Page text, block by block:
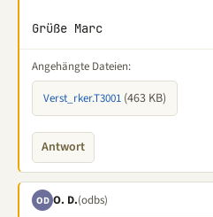
Grüße Marc
Angehängte Dateien:
Verst_rker.T3001 (463 KB)
Antwort
OD O. D.(odbs)